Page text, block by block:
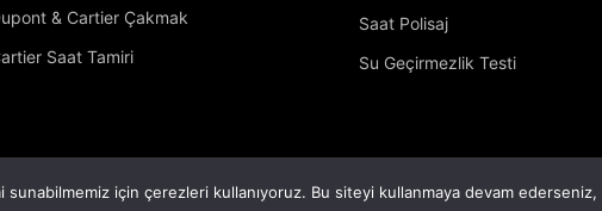
& Cartier Çakmak
Saat Tamiri
Saat Polisaj
Su Geçirmezlik Testi
Saatçi Arif Tüm Hakları Saklıdır.
için çerezleri kullanıyoruz. Bu siteyi kullanmaya devam